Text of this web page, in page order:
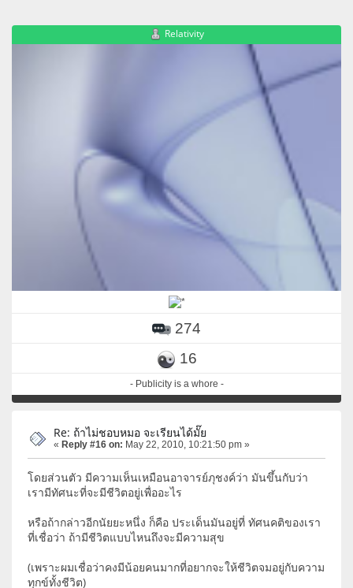
Relativity
274
16
- Publicity is a whore -
Re: ถ้าไม่ชอบหมอ จะเรียนได้มั๊ย
« Reply #16 on: May 22, 2010, 10:21:50 pm »
โดยส่วนตัว มีความเห็นเหมือนอาจารย์ภุชงค์ว่า มันขึ้นกับว่า
เรามีทัศนะที่จะมีชีวิตอยู่เพื่ออะไร
หรือถ้ากล่าวอีกนัยยะหนึ่ง ก็คือ ประเด็นมันอยู่ที่ ทัศนคติของเรา
ที่เชื่อว่า ถ้ามีชีวิตแบบไหนถึงจะมีความสุข
(เพราะผมเชื่อว่าคงมีน้อยคนมากที่อยากจะให้ชีวิตจมอยู่กับความ
ทุกข์ทั้งชีวิต)